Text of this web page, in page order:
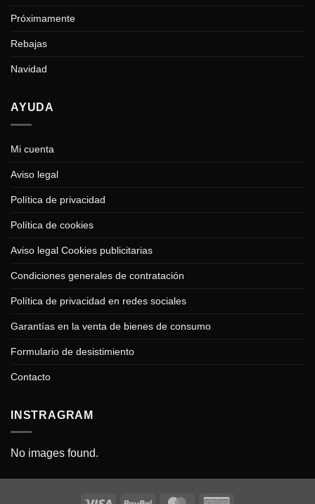
Próximamente
Rebajas
Navidad
AYUDA
Mi cuenta
Aviso legal
Política de privacidad
Política de cookies
Aviso legal Cookies publicitarias
Condiciones generales de contratación
Política de privacidad en redes sociales
Garantías en la venta de bienes de consumo
Formulario de desistimiento
Contacto
INSTRAGRAM
No images found.